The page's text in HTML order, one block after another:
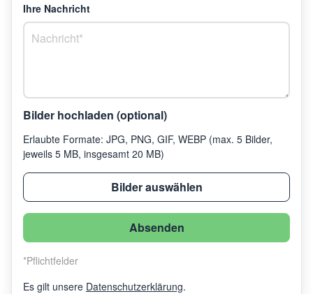
Ihre Nachricht
Bilder hochladen (optional)
Erlaubte Formate: JPG, PNG, GIF, WEBP (max. 5 Bilder,
jeweils 5 MB, insgesamt 20 MB)
Bilder auswählen
Absenden
*Pflichtfelder
Es gilt unsere Datenschutzerklärung.